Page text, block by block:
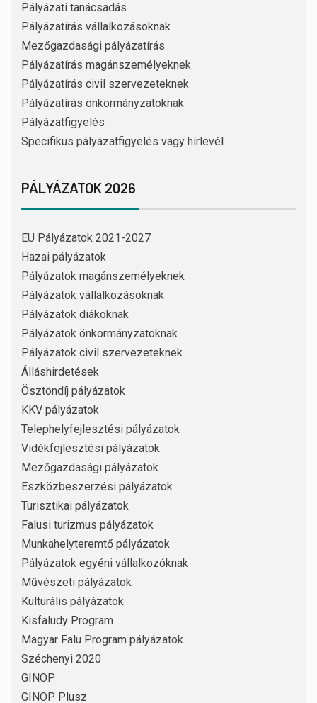
Pályázati tanácsadás
Pályázatírás vállalkozásoknak
Mezőgazdasági pályázatírás
Pályázatírás magánszemélyeknek
Pályázatírás civil szervezeteknek
Pályázatírás önkormányzatoknak
Pályázatfigyelés
Specifikus pályázatfigyelés vagy hírlevél
PÁLYÁZATOK 2026
EU Pályázatok 2021-2027
Hazai pályázatok
Pályázatok magánszemélyeknek
Pályázatok vállalkozásoknak
Pályázatok diákoknak
Pályázatok önkormányzatoknak
Pályázatok civil szervezeteknek
Álláshirdetések
Ösztöndíj pályázatok
KKV pályázatok
Telephelyfejlesztési pályázatok
Vidékfejlesztési pályázatok
Mezőgazdasági pályázatok
Eszközbeszerzési pályázatok
Turisztikai pályázatok
Falusi turizmus pályázatok
Munkahelyteremtő pályázatok
Pályázatok egyéni vállalkozóknak
Művészeti pályázatok
Kulturális pályázatok
Kisfaludy Program
Magyar Falu Program pályázatok
Széchenyi 2020
GINOP
GINOP Plusz